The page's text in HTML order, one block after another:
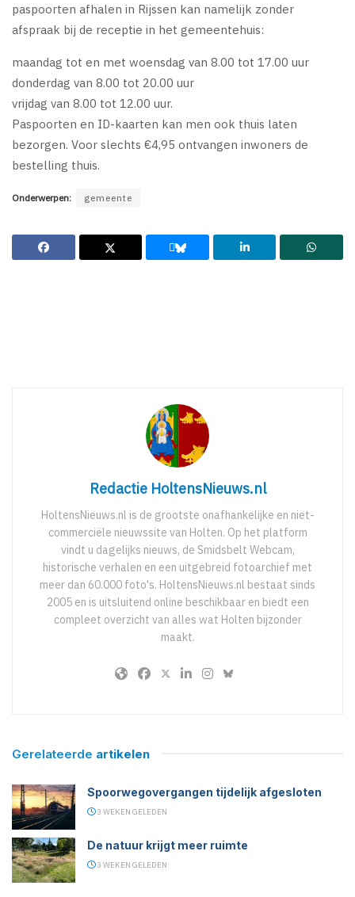
paspoorten afhalen in Rijssen kan namelijk zonder
afspraak bij de receptie in het gemeentehuis:
maandag tot en met woensdag van 8.00 tot 17.00 uur
donderdag van 8.00 tot 20.00 uur
vrijdag van 8.00 tot 12.00 uur.
Paspoorten en ID-kaarten kan men ook thuis laten
bezorgen. Voor slechts €4,95 ontvangen inwoners de
bestelling thuis.
Onderwerpen: gemeente
Redactie HoltensNieuws.nl
HoltensNieuws.nl is de grootste onafhankelijke en niet-
commerciële nieuwssite van Holten. Op het platform
vindt u dagelijks nieuws, de Smidsbelt Webcam,
historische verhalen en een uitgebreid fotoarchief met
meer dan 60.000 foto's. HoltensNieuws.nl bestaat sinds
2005 en is uitsluitend online beschikbaar en biedt een
compleet overzicht van alles wat Holten bijzonder
maakt.
Gerelateerde artikelen
Spoorwegovergangen tijdelijk afgesloten
3 WEKEN GELEDEN
De natuur krijgt meer ruimte
3 WEKEN GELEDEN